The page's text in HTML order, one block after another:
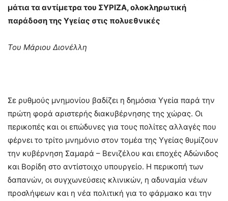
μάτια τα αντίμετρα του ΣΥΡΙΖΑ, ολοκληρωτική
παράδοση της Υγείας στις πολυεθνικές
Του Μάριου Διονέλλη
Σε ρυθμούς μνημονίου βαδίζει η δημόσια Υγεία παρά την
πρώτη φορά αριστερής διακυβέρνησης της χώρας. Οι
περικοπές και οι επώδυνες για τους πολίτες αλλαγές που
φέρνει το τρίτο μνημόνιο στον τομέα της Υγείας θυμίζουν
την κυβέρνηση Σαμαρά – Βενιζέλου και εποχές Αδώνιδος
και Βορίδη στο αντίστοιχο υπουργείο. Η περικοπή των
δαπανών, οι συγχωνεύσεις κλινικών, η αδυναμία νέων
προσλήψεων και η νέα πολιτική για το φάρμακο και την